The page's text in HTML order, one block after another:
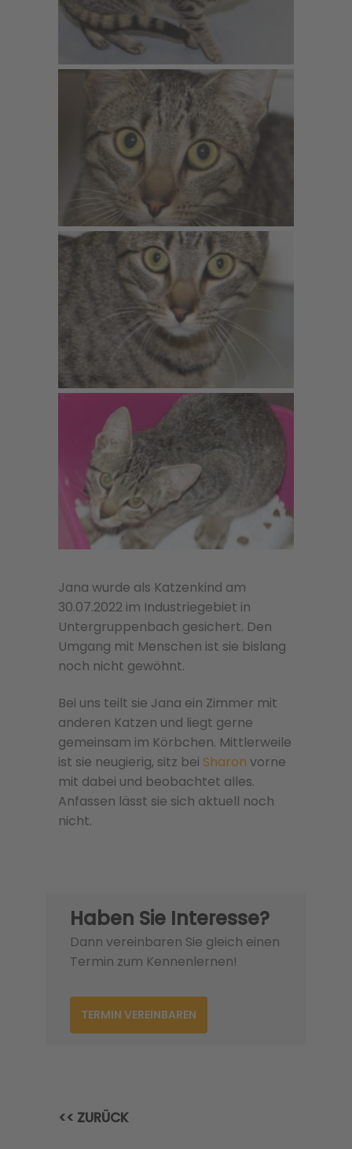
Jana wurde als Katzenkind am
30.07.2022 im Industriegebiet in
Untergruppenbach gesichert. Den
Umgang mit Menschen ist sie bislang
noch nicht gewöhnt.
Bei uns teilt sie Jana ein Zimmer mit
anderen Katzen und liegt gerne
gemeinsam im Körbchen. Mittlerweile
ist sie neugierig, sitz bei Sharon vorne
mit dabei und beobachtet alles.
Anfassen lässt sie sich aktuell noch
nicht.
Haben Sie Interesse?
Dann vereinbaren Sie gleich einen
Termin zum Kennenlernen!
TERMIN VEREINBAREN
<< ZURÜCK